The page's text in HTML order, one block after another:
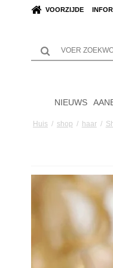
VOORZIJDE
NIEUWS
Huis / shop / haar /